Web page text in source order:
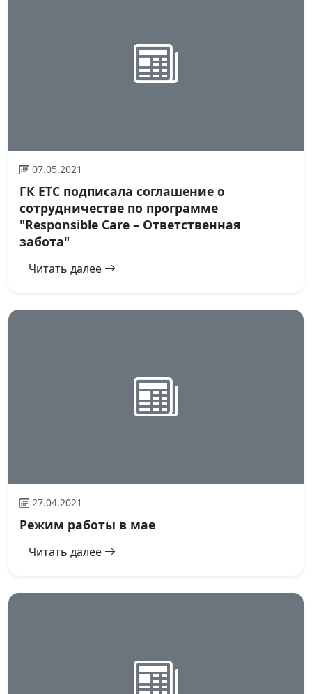
07.05.2021
ГК ЕТС подписала соглашение о
сотрудничестве по программе
"Responsible Care – Ответственная
забота"
Читать далее
27.04.2021
Режим работы в мае
Читать далее